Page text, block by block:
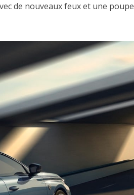
de nouveaux feux et une poupe